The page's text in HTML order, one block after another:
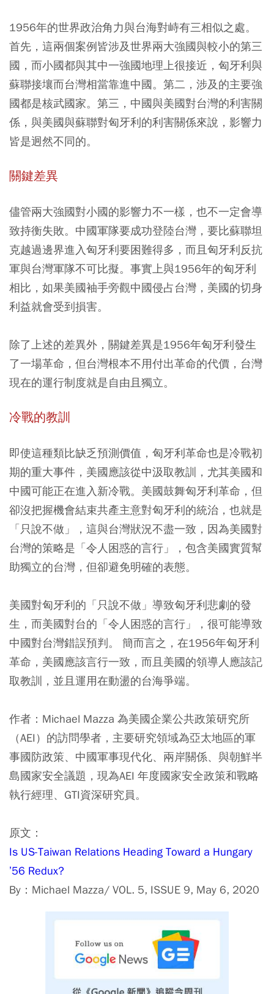
1956年的世界政治角力與台海對峙有三相似之處。
首先，這兩個案例皆涉及世界兩大強國與較小的第三
國，而小國都與其中一強國地理上很接近，匈牙利與
蘇聯接壤而台灣相當靠進中國。第二，涉及的主要強
國都是核武國家。第三，中國與美國對台灣的利害關
係，與美國與蘇聯對匈牙利的利害關係來說，影響力
皆是迥然不同的。
關鍵差異
儘管兩大強國對小國的影響力不一樣，也不一定會導
致持衡失敗。中國軍隊要成功登陸台灣，要比蘇聯坦
克越過邊界進入匈牙利要困難得多，而且匈牙利反抗
軍與台灣軍隊不可比擬。事實上與1956年的匈牙利
相比，如果美國袖手旁觀中國侵占台灣，美國的切身
利益就會受到損害。
除了上述的差異外，關鍵差異是1956年匈牙利發生
了一場革命，但台灣根本不用付出革命的代價，台灣
現在的運行制度就是自由且獨立。
冷戰的教訓
即使這種類比缺乏預測價值，匈牙利革命也是冷戰初
期的重大事件，美國應該從中汲取教訓，尤其美國和
中國可能正在進入新冷戰。美國鼓舞匈牙利革命，但
卻沒把握機會結束共產主意對匈牙利的統治，也就是
「只說不做」，這與台灣狀況不盡一致，因為美國對
台灣的策略是「令人困惑的言行」，包含美國實質幫
助獨立的台灣，但卻避免明確的表態。
美國對匈牙利的「只說不做」導致匈牙利悲劇的發
生，而美國對台的「令人困惑的言行」，很可能導致
中國對台灣錯誤預判。 簡而言之，在1956年匈牙利
革命，美國應該言行一致，而且美國的領導人應該記
取教訓，並且運用在動盪的台海爭端。
作者：Michael Mazza 為美國企業公共政策研究所
（AEI）的訪問學者，主要研究領域為亞太地區的軍
事國防政策、中國軍事現代化、兩岸關係、與朝鮮半
島國家安全議題，現為AEI 年度國家安全政策和戰略
執行經理、GTI資深研究員。
原文：
Is US-Taiwan Relations Heading Toward a Hungary
’56 Redux?
By：Michael Mazza/ VOL. 5, ISSUE 9, May 6, 2020